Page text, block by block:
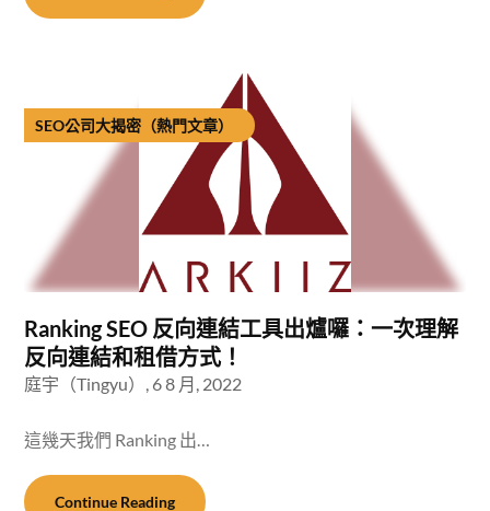
SEO公司大揭密（熱門文章）
Ranking SEO 反向連結工具出爐囉：一次理解
反向連結和租借方式！
庭宇（Tingyu）, 6 8 月, 2022
這幾天我們 Ranking 出…
Continue Reading